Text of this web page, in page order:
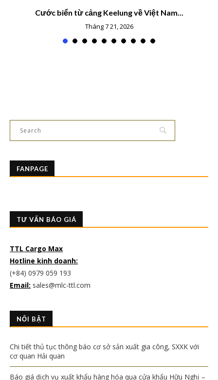
Cước biển từ cảng Keelung về Việt Nam...
Tháng 7 21, 2026
FANPAGE
TƯ VẤN BÁO GIÁ
TTL Cargo Max
Hotline kinh doanh:
(+84) 0979 059 193
Email: sales@mlc-ttl.com
NỔI BẬT
Chi tiết thủ tục thông báo cơ sở sản xuất gia công, SXXK với
cơ quan Hải quan
Báo giá dịch vụ xuất khẩu hàng hóa qua cửa khẩu Hữu Nghị –